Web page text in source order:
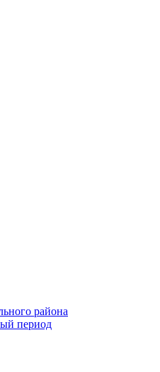
района
период